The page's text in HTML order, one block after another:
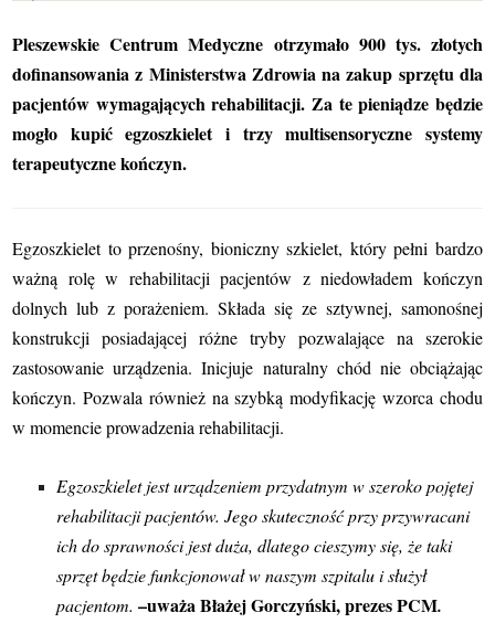
Pleszewskie Centrum Medyczne otrzymało 900 tys. złotych
dofinansowania z Ministerstwa Zdrowia na zakup sprzętu dla
pacjentów wymagających rehabilitacji. Za te pieniądze będzie
mogło kupić egzoszkielet i trzy multisensoryczne systemy
terapeutyczne kończyn.
Egzoszkielet to przenośny, bioniczny szkielet, który pełni bardzo
ważną rolę w rehabilitacji pacjentów z niedowładem kończyn
dolnych lub z porażeniem. Składa się ze sztywnej, samonośnej
konstrukcji posiadającej różne tryby pozwalające na szerokie
zastosowanie urządzenia. Inicjuje naturalny chód nie obciążając
kończyn. Pozwala również na szybką modyfikację wzorca chodu
w momencie prowadzenia rehabilitacji.
Egzoszkielet jest urządzeniem przydatnym w szeroko pojętej
rehabilitacji pacjentów. Jego skuteczność przy przywracani
ich do sprawności jest duża, dlatego cieszymy się, że taki
sprzęt będzie funkcjonował w naszym szpitalu i służył
pacjentom.–uważa Błażej Gorczyński, prezes PCM.